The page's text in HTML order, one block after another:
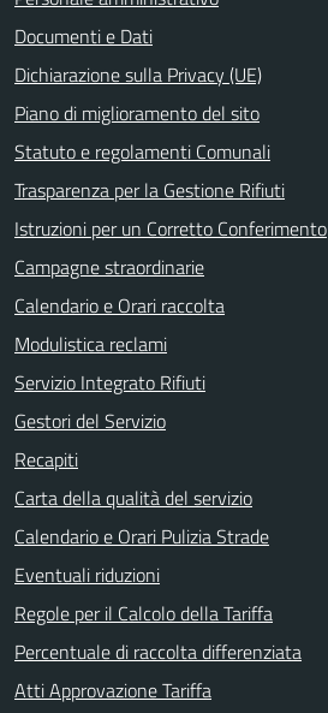
Documenti e Dati
Dichiarazione sulla Privacy (UE)
Piano di miglioramento del sito
Statuto e regolamenti Comunali
Trasparenza per la Gestione Rifiuti
Istruzioni per un Corretto Conferimento
Campagne straordinarie
Calendario e Orari raccolta
Modulistica reclami
Servizio Integrato Rifiuti
Gestori del Servizio
Recapiti
Carta della qualità del servizio
Calendario e Orari Pulizia Strade
Eventuali riduzioni
Regole per il Calcolo della Tariffa
Percentuale di raccolta differenziata
Atti Approvazione Tariffa